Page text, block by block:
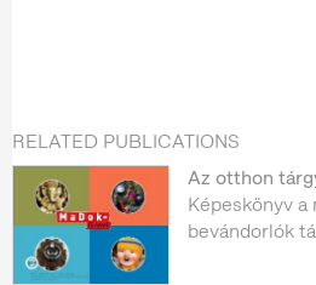
RELATED PUBLICATIONS
Az otthon
Képeskönyv a
bevándorlók